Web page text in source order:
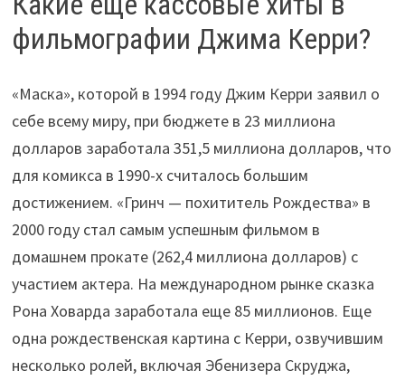
фильмографии Джима Керри?
«Маска», которой в 1994 году Джим Керри заявил о
себе всему миру, при бюджете в 23 миллиона
долларов заработала 351,5 миллиона долларов, что
для комикса в 1990-х считалось большим
достижением. «Гринч — похититель Рождества» в
2000 году стал самым успешным фильмом в
домашнем прокате (262,4 миллиона долларов) с
участием актера. На международном рынке сказка
Рона Ховарда заработала еще 85 миллионов. Еще
одна рождественская картина с Керри, озвучившим
несколько ролей, включая Эбенизера Скруджа,